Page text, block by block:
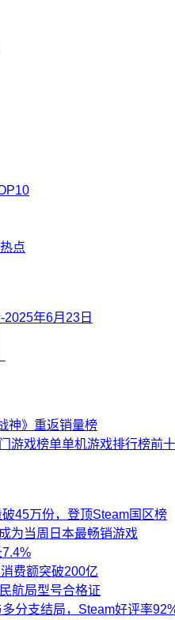
点
年6月23日
神》重返销量榜
游戏榜单单机游戏排行榜前
45万份，登顶Steam国区榜
为当周日本最畅销游戏
费额突破200亿
航局型号合格证
分支结局，Steam好评率